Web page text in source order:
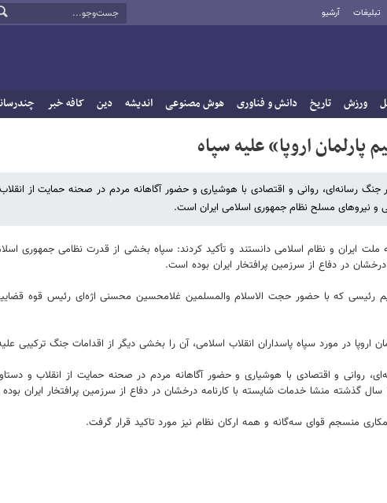
تبلیغات آرشیو
ورزش تاریخ دانش و فناوری هوش مصنوعی اندیشه دین کافه خبر
اروپا» علیه سپاه
رسانه‌ای، روانی و اقتصادی با هوشیاری و حضور آگاهانه مردم در صحنه حمایت از
و نیروهای مسلح نظام جمهوری اسلامی ایران است.
ملت ایران و نظام اسلامی دانستند و تأکید کردند: سپاه بخشی از قدرت نظامی جمهوری
رئیسی که با حضور حجت الاسلام والمسلمین غلامحسین محسنی اژه‌ای رئیس قوه
در مورد سپاه پاسداران انقلاب اسلامی، آن را بخشی دیگر از اقدامات جنگ ترکیبی
روانی و اقتصادی با هوشیاری و حضور آگاهانه مردم در صحنه حمایت از انقلاب و
منسجم قوای سه‌گانه و همه ارکان نظام نیز مورد تاکید قرار گرفت.